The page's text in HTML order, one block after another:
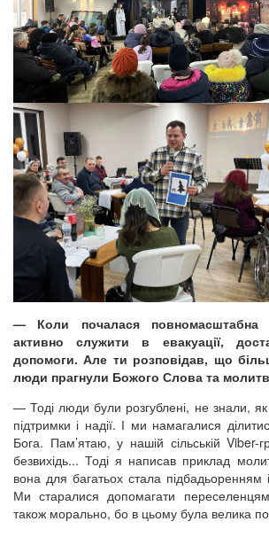
— Коли почалася повномасштабна
активно служити в евакуації,
допомоги. Але ти розповідав, що
люди прагнули Божого Слова та
— Тоді люди були розгублені, не знали, як
підтримки і надії. І ми намагалися
Бога. Пам’ятаю, у нашій сільській Viber-
безвихідь... Тоді я написав приклад
вона для багатьох стала підбадьоренням
Ми старалися допомагати
також морально, бо в цьому була велика